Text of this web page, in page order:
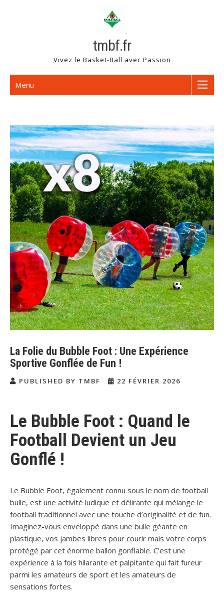
tmbf.fr
Vivez le Basket-Ball avec Passion
Menu
La Folie du Bubble Foot : Une Expérience
Sportive Gonflée de Fun !
PUBLISHED BY TMBF 22 FÉVRIER 2026
Le Bubble Foot : Quand le
Football Devient un Jeu
Gonflé !
Le Bubble Foot, également connu sous le nom de football
bulle, est une activité ludique et délirante qui mélange le
football traditionnel avec une touche d’originalité et de fun.
Imaginez-vous enveloppé dans une bulle géante en
plastique, vos jambes libres pour courir mais votre corps
protégé par cet énorme ballon gonflable. C’est une
expérience à la fois hilarante et palpitante qui fait fureur
parmi les amateurs de sport et les amateurs de
sensations fortes.